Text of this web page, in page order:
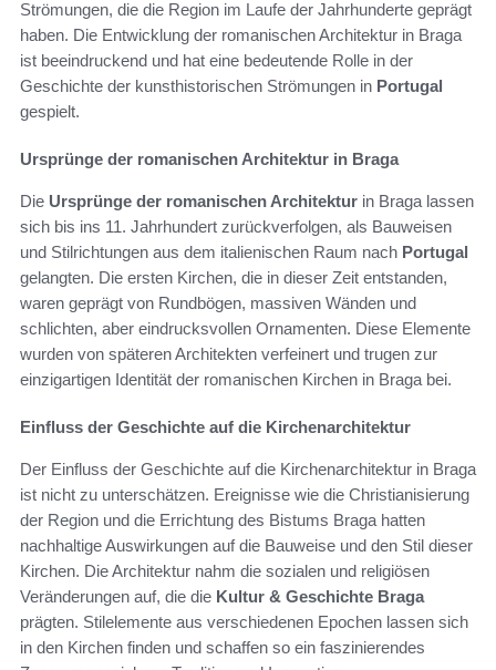
Strömungen, die die Region im Laufe der Jahrhunderte geprägt
haben. Die Entwicklung der romanischen Architektur in Braga
ist beeindruckend und hat eine bedeutende Rolle in der
Geschichte der kunsthistorischen Strömungen in Portugal
gespielt.
Ursprünge der romanischen Architektur in Braga
Die Ursprünge der romanischen Architektur in Braga lassen
sich bis ins 11. Jahrhundert zurückverfolgen, als Bauweisen
und Stilrichtungen aus dem italienischen Raum nach Portugal
gelangten. Die ersten Kirchen, die in dieser Zeit entstanden,
waren geprägt von Rundbögen, massiven Wänden und
schlichten, aber eindrucksvollen Ornamenten. Diese Elemente
wurden von späteren Architekten verfeinert und trugen zur
einzigartigen Identität der romanischen Kirchen in Braga bei.
Einfluss der Geschichte auf die Kirchenarchitektur
Der Einfluss der Geschichte auf die Kirchenarchitektur in Braga
ist nicht zu unterschätzen. Ereignisse wie die Christianisierung
der Region und die Errichtung des Bistums Braga hatten
nachhaltige Auswirkungen auf die Bauweise und den Stil dieser
Kirchen. Die Architektur nahm die sozialen und religiösen
Veränderungen auf, die die Kultur & Geschichte Braga
prägten. Stilelemente aus verschiedenen Epochen lassen sich
in den Kirchen finden und schaffen so ein faszinierendes